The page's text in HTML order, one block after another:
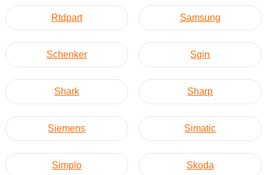
Rtdpart Samsung
Schenker Sgin
Shark Sharp
Siemens Simatic
Simplo Skoda